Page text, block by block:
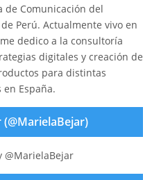
de Comunicación del
Perú. Actualmente vivo en
dedico a la consultoría
digitales y creación de
para distintas
en España.
@MarielaBejar